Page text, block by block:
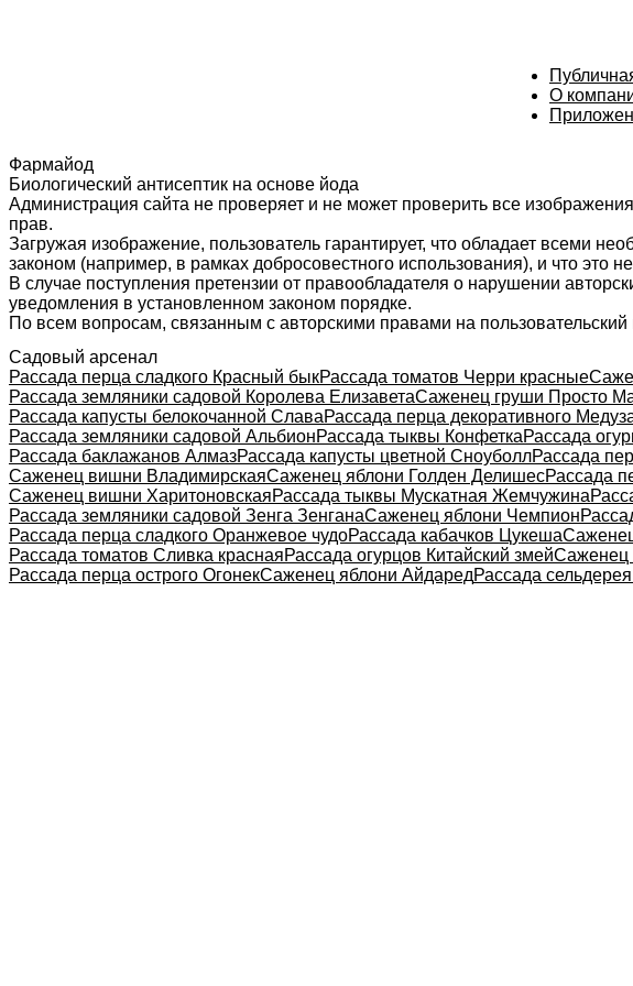
О
Фармайод
Биологический антисептик на основе йода
Администрация сайта не проверяет и не может проверить все
прав.
Загружая изображение, пользователь гарантирует, что обладает всеми
законом (например, в рамках добросовестного использования), и что это
В случае поступления претензии от правообладателя о нарушении
уведомления в установленном законом порядке.
По всем вопросам, связанным с авторскими правами на
Садовый арсенал
Рассада перца сладкого Красный быкРассада томатов Черри красные
Рассада земляники садовой Королева ЕлизаветаСаженец груши Просто
Рассада капусты белокочанной СлаваРассада перца декоративного
Рассада земляники садовой АльбионРассада тыквы КонфеткаРассада
Рассада баклажанов АлмазРассада капусты цветной СноуболлРассада
Саженец вишни ВладимирскаяСаженец яблони Голден ДелишесРассада
Саженец вишни ХаритоновскаяРассада тыквы Мускатная Жемчужина
Рассада земляники садовой Зенга ЗенганаСаженец яблони Чемпион
Рассада перца сладкого Оранжевое чудоРассада кабачков Цукеша
Рассада томатов Сливка краснаяРассада огурцов Китайский змейСаженец
Рассада перца острого ОгонекСаженец яблони АйдаредРассада